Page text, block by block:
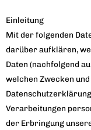
Einleitung
Mit der folgenden
darüber aufklären,
Daten (nachfolgend
welchen Zwecken
Verarbeitungen
der Erbringung